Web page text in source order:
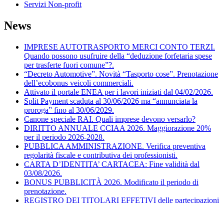
Servizi Non-profit
News
IMPRESE AUTOTRASPORTO MERCI CONTO TERZI.
Quando possono usufruire della “deduzione forfetaria spese
per trasferte fuori comune”?.
“Decreto Automotive”. Novità “Tasporto cose”. Prenotazione
dell’ecobonus veicoli commerciali.
Attivato il portale ENEA per i lavori iniziati dal 04/02/2026.
Split Payment scaduta al 30/06/2026 ma “annunciata la
proroga” fino al 30/06/2029.
Canone speciale RAI. Quali imprese devono versarlo?
DIRITTO ANNUALE CCIAA 2026. Maggiorazione 20%
per il periodo 2026-2028.
PUBBLICA AMMINISTRAZIONE. Verifica preventiva
regolarità fiscale e contributiva dei professionisti.
CARTA D’IDENTITA’ CARTACEA: Fine validità dal
03/08/2026.
BONUS PUBBLICITÀ 2026. Modificato il periodo di
prenotazione.
REGISTRO DEI TITOLARI EFFETIVI delle partecipazioni